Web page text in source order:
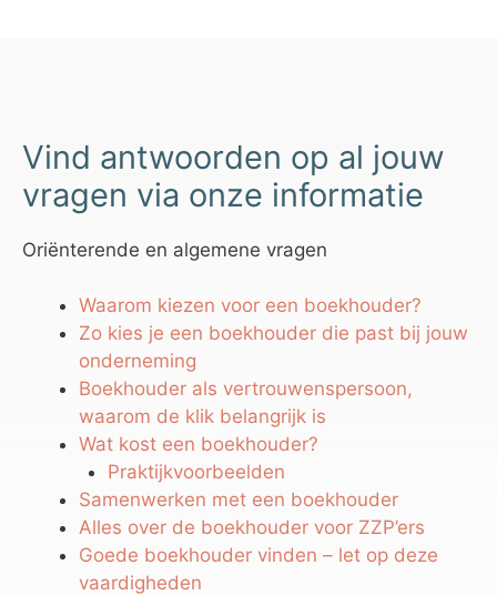
Vind antwoorden op al jouw
vragen via onze informatie
Oriënterende en algemene vragen
Waarom kiezen voor een boekhouder?
Zo kies je een boekhouder die past bij jouw
onderneming
Boekhouder als vertrouwenspersoon,
waarom de klik belangrijk is
Wat kost een boekhouder?
Praktijkvoorbeelden
Samenwerken met een boekhouder
Alles over de boekhouder voor ZZP’ers
Goede boekhouder vinden – let op deze
vaardigheden